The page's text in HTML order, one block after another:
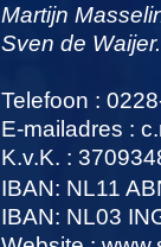
Martijn
Sven de Waijer.
Telefoon :
E-mailadres :
K.v.K. :
IBAN: NL11
IBAN: NL03